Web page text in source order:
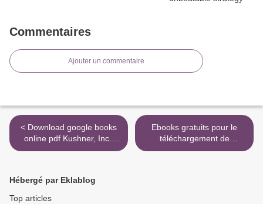
Commentaires
Ajouter un commentaire
< Download google books
online pdf Kushner, Inc.:
Greed. Ambition.
Kushner and Ivanka Trump
Ebooks gratuits pour le
téléchargement de
mobipocket Surnaturels
Hébergé par Eklablog
Top articles